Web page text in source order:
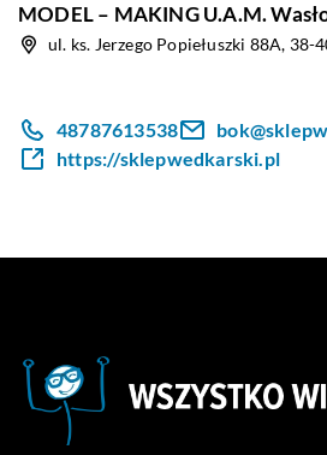
MODEL – MAKING U.A.M.
ul. ks. Jerzego Popiełuszki 88A, 38-
48787613538
https://sklepwedkarski.pl